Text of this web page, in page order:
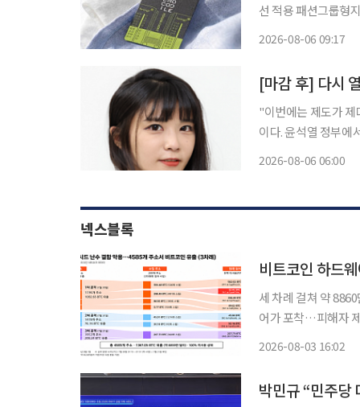
선 적용 패션그룹형지가 국산 원단 사용을 확대하기 위해 '애국형지 태그'를 도입하고 완결형
2026-08-06 09:17
[마감 후] 다시
"이번에는 제도가 제대로 자리 잡아야
이다. 윤석열 정부에
2026-08-06 06:00
넥스블록
비트코인 하드
세 차례 걸쳐 약
어가 포착…피해자
2026-08-03 16:02
박민규 “민주